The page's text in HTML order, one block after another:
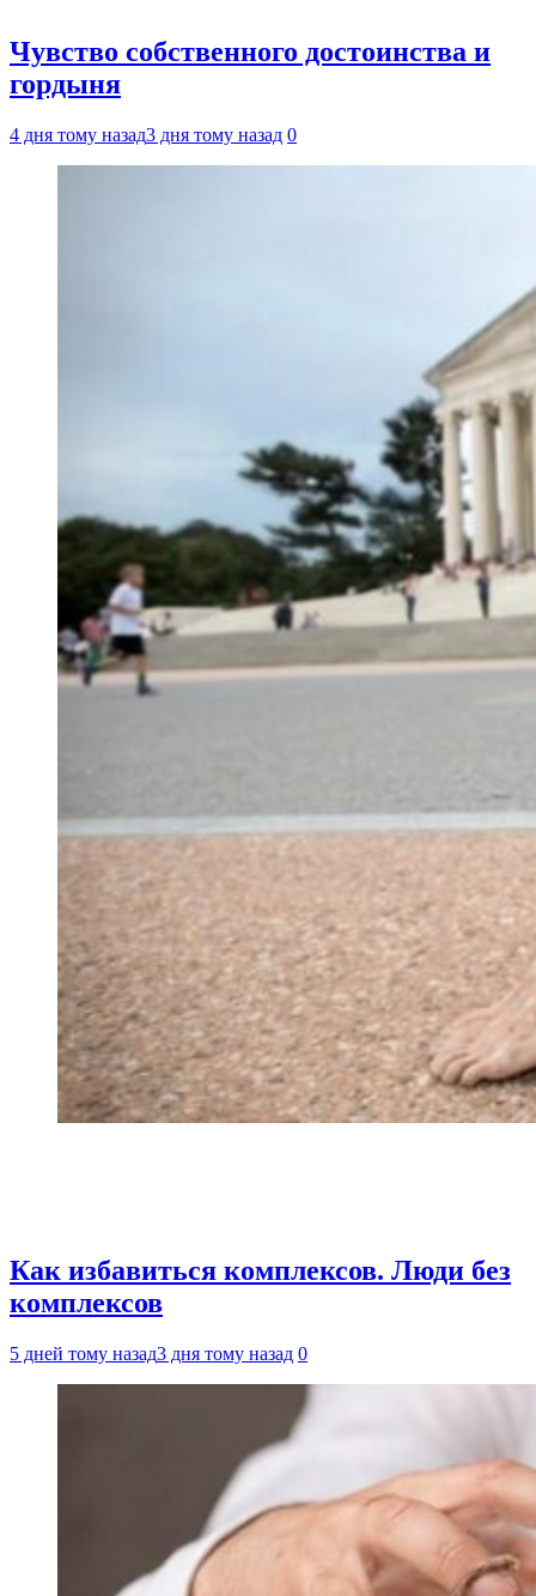
Чувство собственного достоинства и
гордыня
4 дня тому назад3 дня тому назад 0
Как избавиться комплексов. Люди без
комплексов
5 дней тому назад3 дня тому назад 0